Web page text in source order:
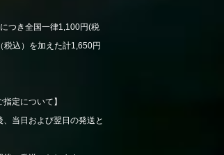
つき全国一律1,100円(税
税込）を加えた計1,650円
定について】
当日および翌日の発送と